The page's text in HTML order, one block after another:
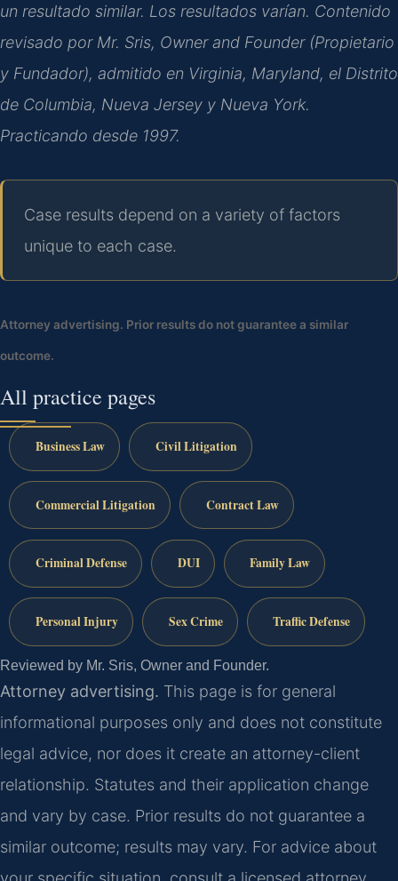
un resultado similar. Los resultados varían. Contenido
revisado por Mr. Sris, Owner and Founder (Propietario
y Fundador), admitido en Virginia, Maryland, el Distrito
de Columbia, Nueva Jersey y Nueva York.
Practicando desde 1997.
Case results depend on a variety of factors
unique to each case.
Attorney advertising. Prior results do not guarantee a similar
outcome.
All practice pages
Business Law Civil Litigation
Commercial Litigation Contract Law
Criminal Defense DUI Family Law
Personal Injury Sex Crime Traffic Defense
Reviewed by Mr. Sris, Owner and Founder.
Attorney advertising. This page is for general
informational purposes only and does not constitute
legal advice, nor does it create an attorney-client
relationship. Statutes and their application change
and vary by case. Prior results do not guarantee a
similar outcome; results may vary. For advice about